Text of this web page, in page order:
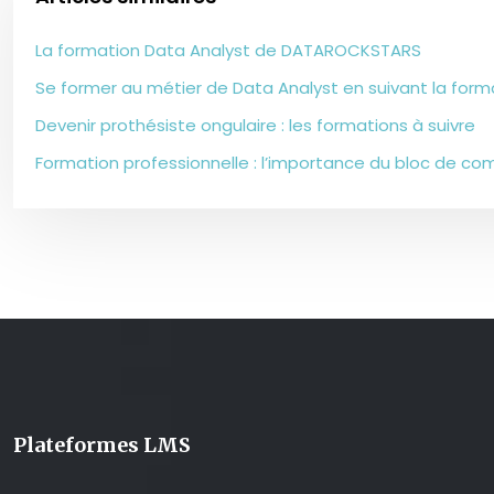
La formation Data Analyst de DATAROCKSTARS
Se former au métier de Data Analyst en suivant la
Devenir prothésiste ongulaire : les formations à suivre
Formation professionnelle : l’importance du bloc de
Plateformes LMS